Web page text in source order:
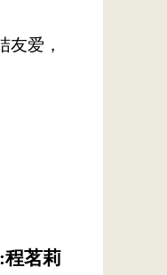
友爱，
:程茗莉